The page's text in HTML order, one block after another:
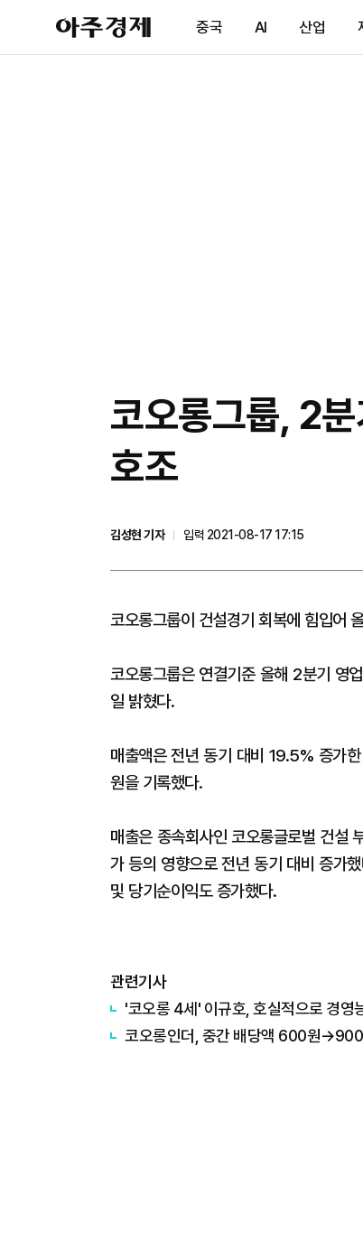
아
주
제
중국 AI 산업
코오롱그룹, 2
호조
김성현 기자
입력 2021-08-17 17:15
코오롱그룹이 건설경기 회복에 힘입어
코오롱그룹은 연결기준 올해 2분기 영
일 밝혔다.
매출액은 전년 동기 대비 19.5% 증가
원을 기록했다.
매출은 종속회사인 코오롱글로벌 건설
가 등의 영향으로 전년 동기 대비 증가
및 당기순이익도 증가했다.
관련기사
'코오롱 4세' 이규호, 호실적으로 경영
코오롱인더, 중간 배당액 600원→900